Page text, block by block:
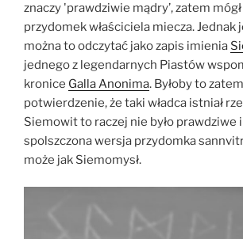
znaczy 'prawdziwie mądry’, zatem
przydomek właściciela miecza. Jednak
można to odczytać jako zapis imienia
jednego z legendarnych Piastów
kronice Galla Anonima. Byłoby to
potwierdzenie, że taki władca istniał
Siemowit to raczej nie było prawdziwe
spolszczona wersja przydomka
może jak Siemomysł.